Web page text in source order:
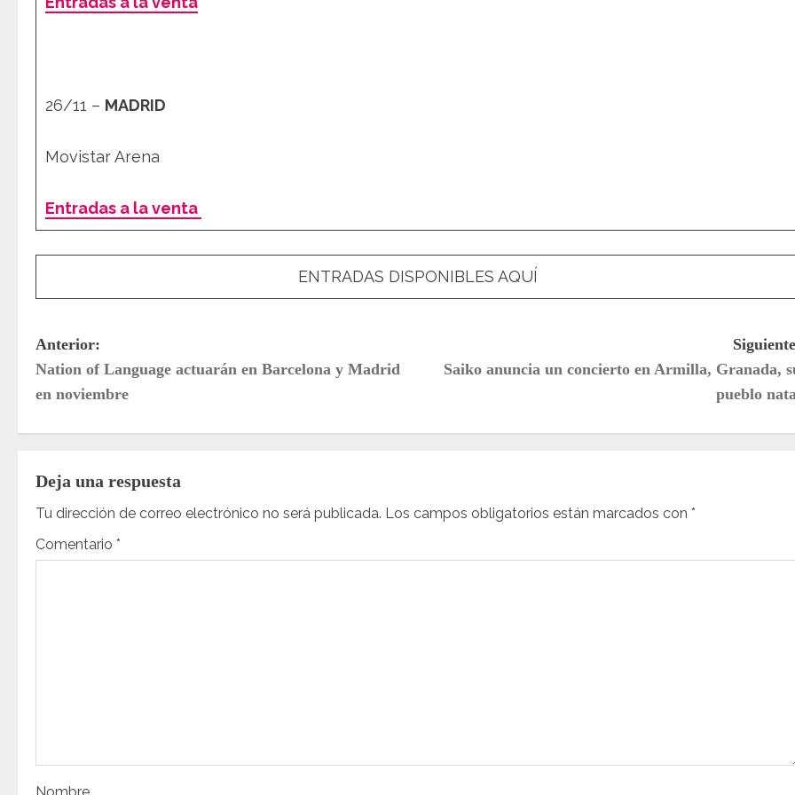
26/11 – MADRID
Movistar Arena
Entradas a la venta
ENTRADAS DISPONIBLES AQUÍ
N
a
a
e
Anterior:
Nation of Language actuarán en Barcelona y Madrid
en noviembre
Saiko anuncia un concierto en Armilla, Granada,
pueblo
Deja una respuesta
Tu dirección de correo electrónico no será publicada. Los campos obligatorios están marcados con *
Comentario *